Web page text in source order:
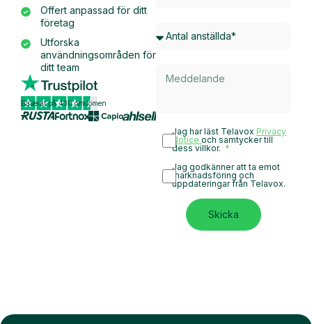
Offert anpassad för ditt
företag
Utforska
användningsområden för
ditt team
Baserat på 430 omdömen
Jag har läst Telavox Privacy
Noticeoch samtycker till
dess villkor.
Jag godkänner att ta emot
marknadsföring och
uppdateringar från Telavox.
Skicka